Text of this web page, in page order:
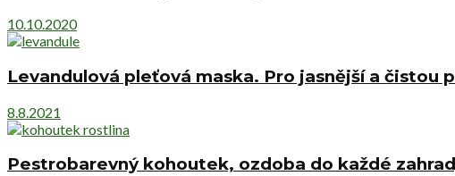
10.10.2020
Levandulová pleťová maska. Pro jasnější a čistou
8.8.2021
Pestrobarevný kohoutek, ozdoba do každé